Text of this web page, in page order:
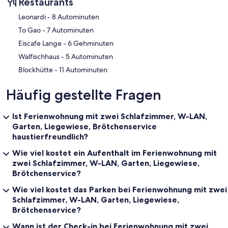
Haus Schumann, ein typisches Ferienhaus.
Kinder kommen auf dem Darß selbstverständlich auch nicht zu kurz.
echten Mississippi-Dampfer sind auf jeden Fall ein Erlebnis.
___________
Kinderbett und Hochstuhl sind kostenfrei.
+++ Unser Service: +++
-Jeden Morgen frische Brötchen erhalten Sie bei uns geliefert.
____________________________________________________________
_________________________________
‪Leonardi - ‬8 Autominuten
‪To Gao - ‬7 Autominuten
‪Eiscafe Lange - ‬6 Gehminuten
‪Walfischhaus - ‬5 Autominuten
‪Blockhütte - ‬11 Autominuten
Häufig gestellte Fragen
Ist Ferienwohnung mit zwei Schlafzimmer, W-LAN,
Garten, Liegewiese, Brötchenservice
haustierfreundlich?
Wie viel kostet ein Aufenthalt im Ferienwohnung mit
zwei Schlafzimmer, W-LAN, Garten, Liegewiese,
Brötchenservice?
Wie viel kostet das Parken bei Ferienwohnung mit zwei
Schlafzimmer, W-LAN, Garten, Liegewiese,
Brötchenservice?